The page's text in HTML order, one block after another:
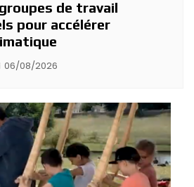
de travail
pour accélérer
06/08/2026